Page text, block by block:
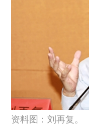
资料图：刘再复。